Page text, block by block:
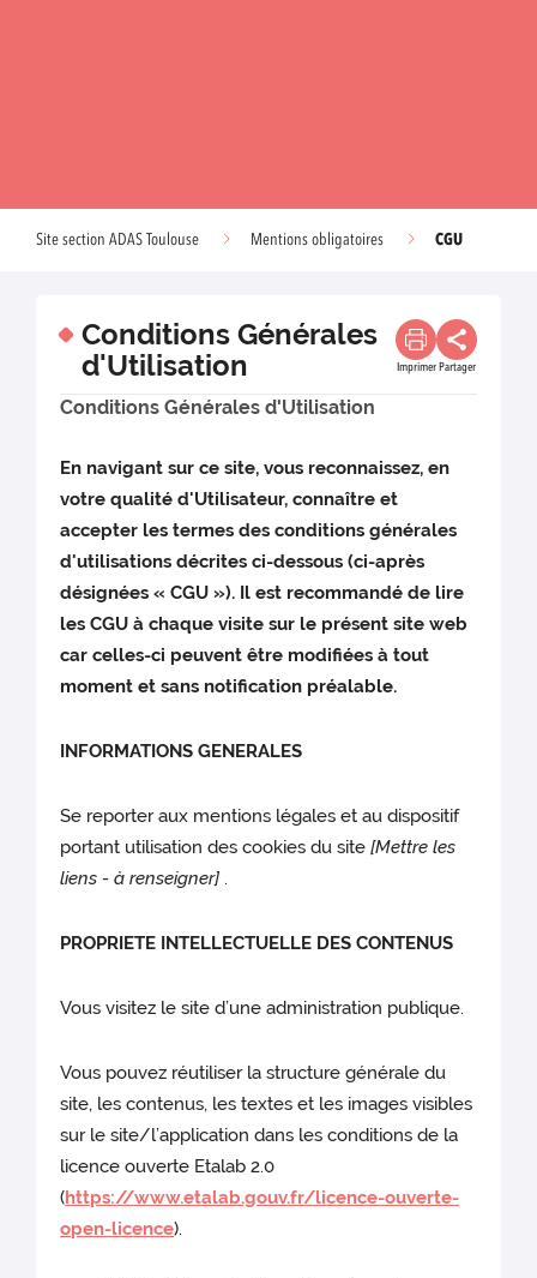
Site section ADAS Toulouse Mentions obligatoires CGU
Conditions Générales
d'Utilisation
Imprimer Partager
Conditions Générales d'Utilisation
En navigant sur ce site, vous reconnaissez, en
votre qualité d'Utilisateur, connaître et
accepter les termes des conditions générales
d'utilisations décrites ci-dessous (ci-après
désignées « CGU »). Il est recommandé de lire
les CGU à chaque visite sur le présent site web
car celles-ci peuvent être modifiées à tout
moment et sans notification préalable.
INFORMATIONS GENERALES
Se reporter aux mentions légales et au dispositif
portant utilisation des cookies du site[Mettre les
liens - à renseigner] .
PROPRIETE INTELLECTUELLE DES CONTENUS
Vous visitez le site d’une administration publique.
Vous pouvez réutiliser la structure générale du
site, les contenus, les textes et les images visibles
sur le site/l’application dans les conditions de la
licence ouverte Etalab 2.0
(https://www.etalab.gouv.fr/licence-ouverte-
open-licence).